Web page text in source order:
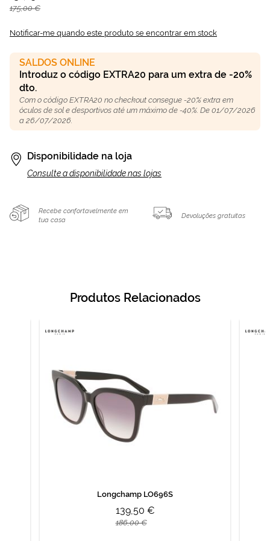
175,00 €
Notificar-me quando este produto se encontrar em stock
SALDOS ONLINE
Introduz o código EXTRA20 para um extra de -20%
dto.
Com o código EXTRA20 no checkout consegue -20% extra em
óculos de sol e desportivos até um máximo de -40%. De 01/07/2026
a 26/07/2026.
Disponibilidade na loja
Consulte a disponibilidade nas lojas
Recebe confortavelmente em
tua casa
Devoluções gratuitas
Produtos Relacionados
Longchamp LO696S
139,50 €
186,00 €